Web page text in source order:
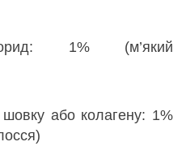
1% (м’який
шовку або колагену: 1%